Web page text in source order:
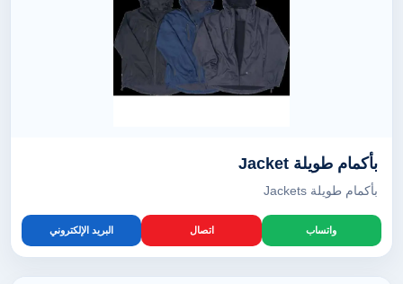
بأكمام طويلة Jacket
بأكمام طويلة Jackets
واتساب اتصال البريد الإلكتروني